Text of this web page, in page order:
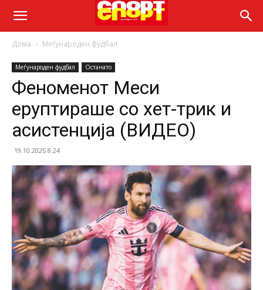
Дома Меѓународен фудбал
Меѓународен фудбал Останато
Феноменот Меси
еруптираше со хет-трик и
асистенција (ВИДЕО)
19.10.2025 8:24